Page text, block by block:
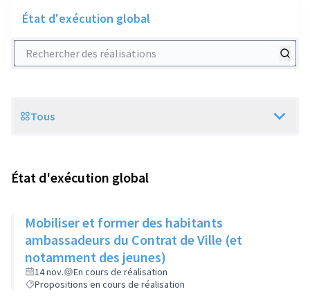
État d'exécution global
Rechercher des réalisations
Scope
Tous
État d'exécution global
Mobiliser et former des habitants
ambassadeurs du Contrat de Ville (et
notamment des jeunes)
14 nov.
En cours de réalisation
Propositions en cours de réalisation